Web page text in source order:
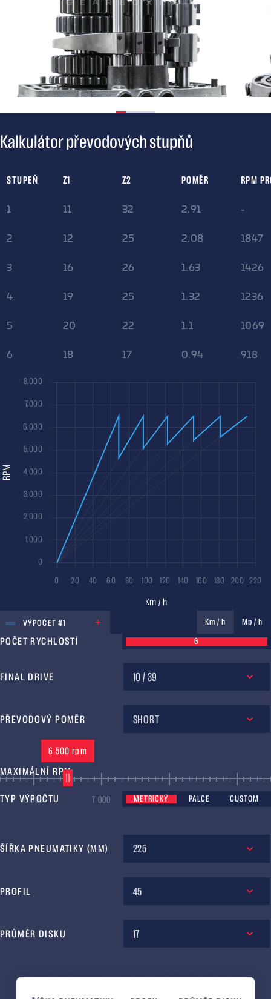
Kalkulátor převodových stupňů
STUPEŇ Z1 Z2 POMĚR RPM
1 11 32 2.91 -
2 12 25 2.08 1847
3 16 26 1.63 1426
4 19 25 1.32 1236
5 20 22 1.1 1069
6 18 17 0.94 918
VÝPOČET #1
JEDNOTKA
Km / h Mp / h
POČET RYCHLOSTÍ 6
FINAL DRIVE 10 / 39
PŘEVODOVÝ POMĚR SHORT
MAXIMÁLNÍ RPM
6 500 rpm
6 000 7 000 8 000 9 000
TYP VÝPOČTU METRICKÝ PALCE CUSTOM
ŠÍŘKA PNEUMATIKY (MM) 225
PROFIL 45
PRŮMĚR DISKU 17